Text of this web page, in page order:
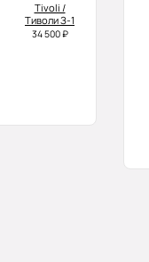
Tivoli /
Тиволи З-1
34 500 ₽